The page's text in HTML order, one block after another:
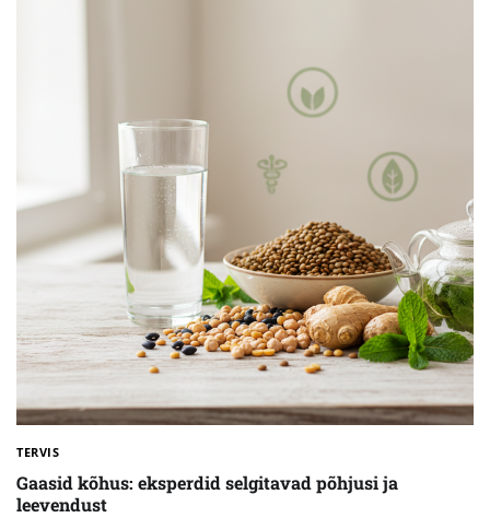
TERVIS
Gaasid kõhus: eksperdid selgitavad põhjusi ja
leevendust